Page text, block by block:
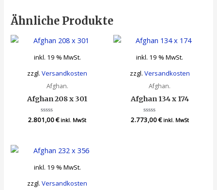
Ähnliche Produkte
inkl. 19 % MwSt.
zzgl.Versandkosten
Afghan.
Afghan 208 x 301
Bewertet
mit
2.801,00€ inkl. MwSt
inkl. 19 % MwSt.
zzgl. Versandkosten
Afghan.
Afghan 134 x 174
Bewertet
mit
2.773,00€ inkl. MwSt
inkl. 19 % MwSt.
zzgl.Versandkosten